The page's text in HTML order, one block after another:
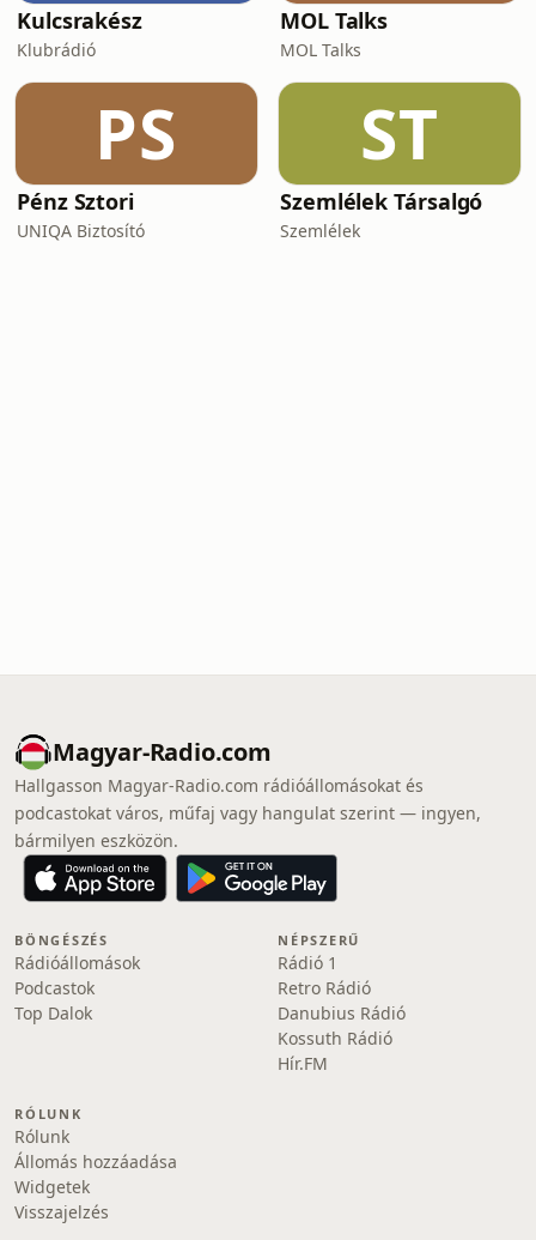
Kulcsrakész
Klubrádió
MOL Talks
MOL Talks
PS
Pénz Sztori
UNIQA Biztosító
ST
Szemlélek Társalgó
Szemlélek
Magyar-Radio.com
Hallgasson Magyar-Radio.com rádióállomásokat és
podcastokat város, műfaj vagy hangulat szerint — ingyen,
bármilyen eszközön.
BÖNGÉSZÉS
Rádióállomások
Podcastok
Top Dalok
NÉPSZERŰ
Rádió 1
Retro Rádió
Danubius Rádió
Kossuth Rádió
Hír.FM
RÓLUNK
Rólunk
Állomás hozzáadása
Widgetek
Visszajelzés